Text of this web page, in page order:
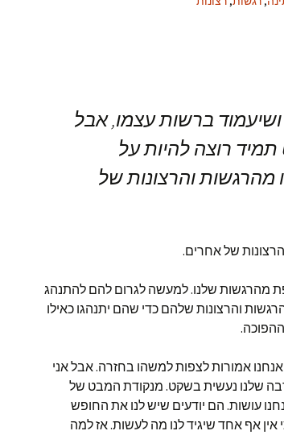
ברשות עצמו, אבל
בן 4 שכמעט תמיד רוצה להיות על
מהרגשות והרצונות של
מהרגשות שלנו. למעשה לגרום להם להתנהג
והרצונות שלהם כדי שהם יתנהגו כאילו
ואנחנו אמורות לצפות למשהו בחזרה. אבל אני
שלנו נעשית בשקט. מנקודת המבט של
עושות. הם יודעים שיש לנו את החופש
אף אחד שיגיד לנו מה לעשות. אז למה